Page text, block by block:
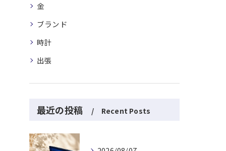
金
ブランド
時計
出張
最近の投稿 Recent Posts